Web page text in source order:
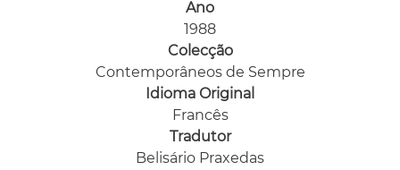
Ano
1988
Colecção
Contemporâneos de Sempre
Idioma Original
Francês
Tradutor
Belisário Praxedas